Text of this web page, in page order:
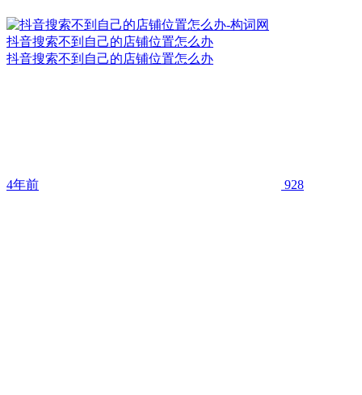
抖音搜索不到自己的店铺位置怎么办
抖音搜索不到自己的店铺位置怎么办
4年前 928